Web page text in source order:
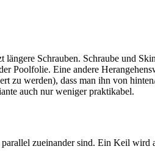
Schrauben. Schraube und
Poolfolie. Eine andere
zu werden), dass man ihn von
auch nur weniger praktikabel.
zueinander sind. Ein Keil